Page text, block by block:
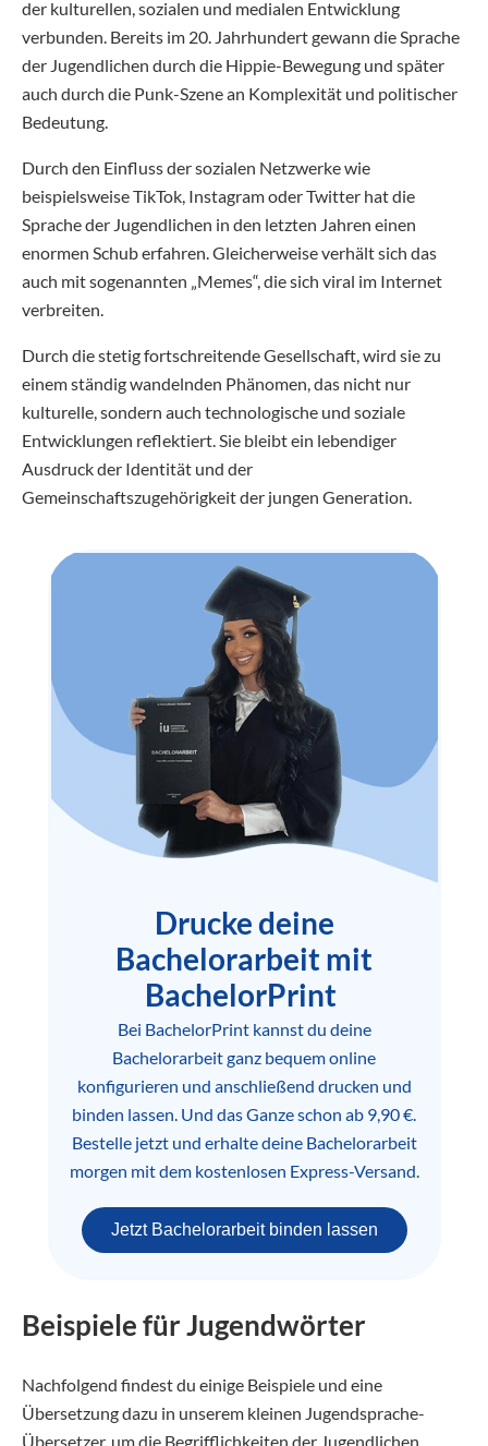
der kulturellen, sozialen und medialen Entwicklung
verbunden. Bereits im 20. Jahrhundert gewann die Sprache
der Jugendlichen durch die Hippie-Bewegung und später
auch durch die Punk-Szene an Komplexität und politischer
Bedeutung.
Durch den Einfluss der sozialen Netzwerke wie
beispielsweise TikTok, Instagram oder Twitter hat die
Sprache der Jugendlichen in den letzten Jahren einen
enormen Schub erfahren. Gleicherweise verhält sich das
auch mit sogenannten „Memes“, die sich viral im Internet
verbreiten.
Durch die stetig fortschreitende Gesellschaft, wird sie zu
einem ständig wandelnden Phänomen, das nicht nur
kulturelle, sondern auch technologische und soziale
Entwicklungen reflektiert. Sie bleibt ein lebendiger
Ausdruck der Identität und der
Gemeinschaftszugehörigkeit der jungen Generation.
Drucke deine
Bachelorarbeit mit
BachelorPrint
Bei BachelorPrint kannst du deine
Bachelorarbeit ganz bequem online
konfigurieren und anschließend drucken und
binden lassen. Und das Ganze schon ab 9,90 €.
Bestelle jetzt und erhalte deine Bachelorarbeit
morgen mit dem kostenlosen Express-Versand.
Jetzt Bachelorarbeit binden lassen
Beispiele für Jugendwörter
Nachfolgend findest du einige Beispiele und eine
Übersetzung dazu in unserem kleinen Jugendsprache-
Übersetzer, um die Begrifflichkeiten der Jugendlichen